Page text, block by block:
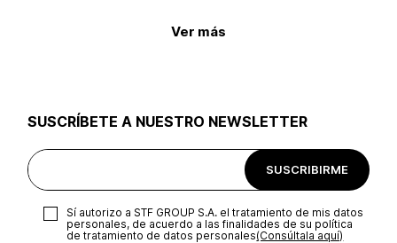
Ver más
SUSCRÍBETE A NUESTRO NEWSLETTER
SUSCRIBIRME
Sí autorizo a STF GROUP S.A. el tratamiento de mis datos
personales, de acuerdo a las finalidades de su política
de tratamiento de datos personales‎(Consúltala aquí)